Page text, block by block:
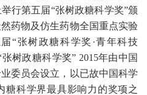
行第五届“张树政糖科学奖”颁
然药物及仿生药物全国重点实验
“张树政糖科学奖 ·青年科技
张树政糖科学奖” 2015年由中国
委员会设立，以已故中国科学
糖科学界最具影响力的奖项之